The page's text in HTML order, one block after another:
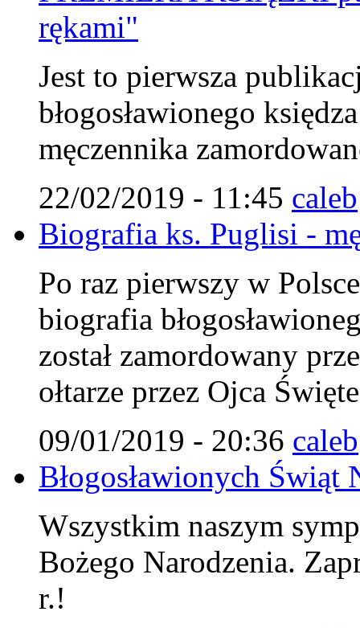
rękami"
Jest to pierwsza
błogosławionego
męczennika
22/02/2019 - 11:45 caleb
Biografia ks. Puglisi -
Po raz pierwszy w
biografia
został zamordowany
ołtarze przez Ojca
09/01/2019 - 20:36 caleb
Błogosławionych Świąt
Wszystkim naszym
Bożego Narodzenia.
r.!